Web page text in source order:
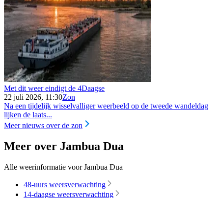
Met dit weer eindigt de 4Daagse
22 juli 2026, 11:30Zon
Na een tijdelijk wisselvalliger weerbeeld op de tweede wandeldag
lijken de laats...
Meer nieuws over de zon
Meer over Jambua Dua
Alle weerinformatie voor Jambua Dua
48-uurs weersverwachting
14-daagse weersverwachting